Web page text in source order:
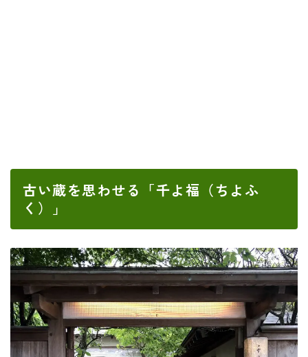
古い蔵を思わせる「千よ福（ちよふ
く）」